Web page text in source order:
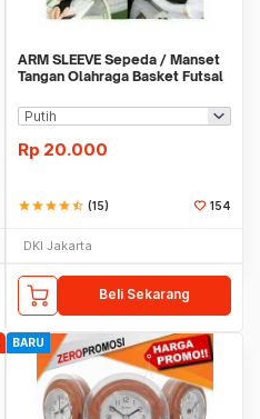
ARM SLEEVE Sepeda / Manset
Tangan Olahraga Basket Futsal
Rp 20.000
starstarstarstarstar_half (15) 154
DKI Jakarta
Beli Sekarang
BARU